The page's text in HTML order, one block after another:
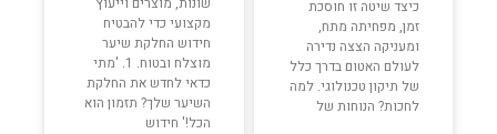
כיצד שיטה זו חוסכת
זמן, מפחיתה מתח,
ומעניקה הצצה נדירה
לעולם האטום בדרך כלל
של תיקון טכנולוגי. למה
לחכות? הנוחות של
מקצועי כדי להבטיח
חידוש החלקת שיער
מוצלח ובטוח. 1. 'מתי
כדאי לחדש את החלקת
השיער שלך? תזמון הוא
הכל!' חידוש